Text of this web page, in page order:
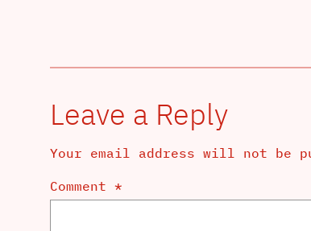
Leave a Reply
Your email address will not be
Comment *